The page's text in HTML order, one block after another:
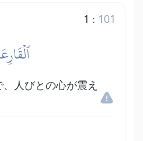
1 : 101
人びとの心が震え